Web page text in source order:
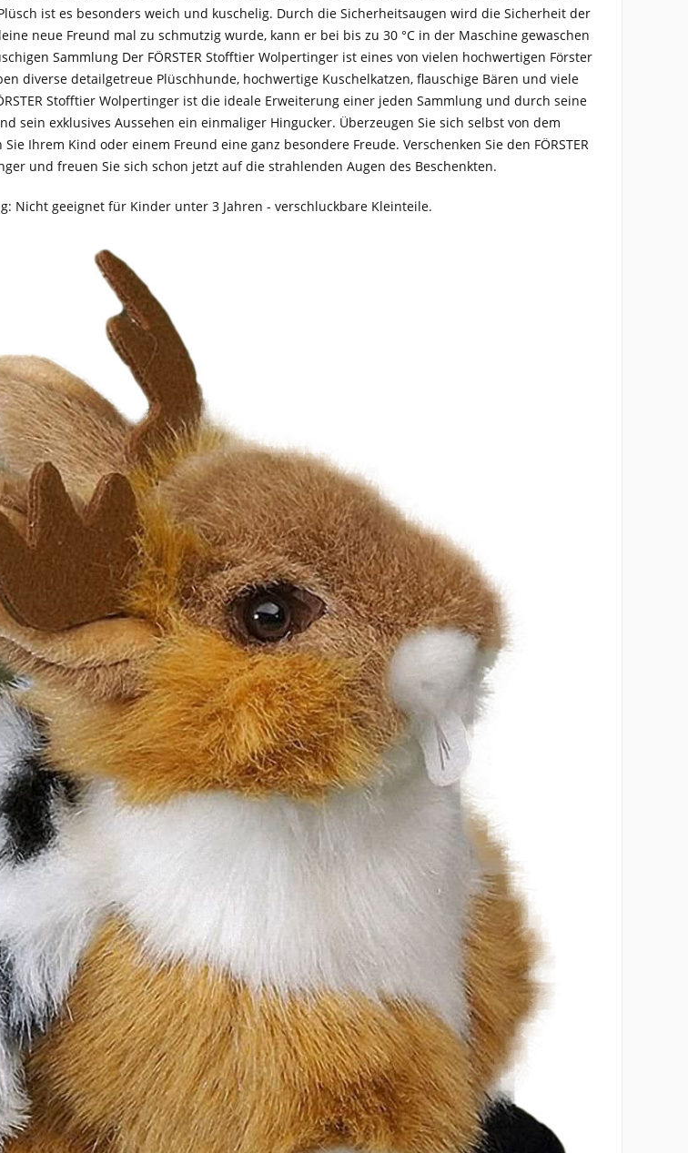
ist es besonders weich und kuschelig. Durch die Sicherheitsaugen wird die Sicherheit der
neue Freund mal zu schmutzig wurde, kann er bei bis zu 30 °C in der Maschine gewaschen
Sammlung Der FÖRSTER Stofftier Wolpertinger ist eines von vielen hochwertigen Förster
diverse detailgetreue Plüschhunde, hochwertige Kuschelkatzen, flauschige Bären und viele
Stofftier Wolpertinger ist die ideale Erweiterung einer jeden Sammlung und durch seine
sein exklusives Aussehen ein einmaliger Hingucker. Überzeugen Sie sich selbst von dem
Ihrem Kind oder einem Freund eine ganz besondere Freude. Verschenken Sie den FÖRSTER
und freuen Sie sich schon jetzt auf die strahlenden Augen des Beschenkten.
Nicht geeignet für Kinder unter 3 Jahren - verschluckbare Kleinteile.